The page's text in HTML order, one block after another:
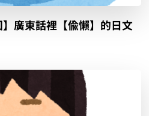
】廣東話裡【偸懶】的日文